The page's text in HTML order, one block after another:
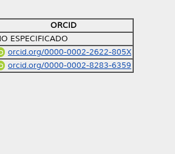
ORCID
ESPECIFICADO
orcid.org/0000-0002-2622-805X
orcid.org/0000-0002-8283-6359